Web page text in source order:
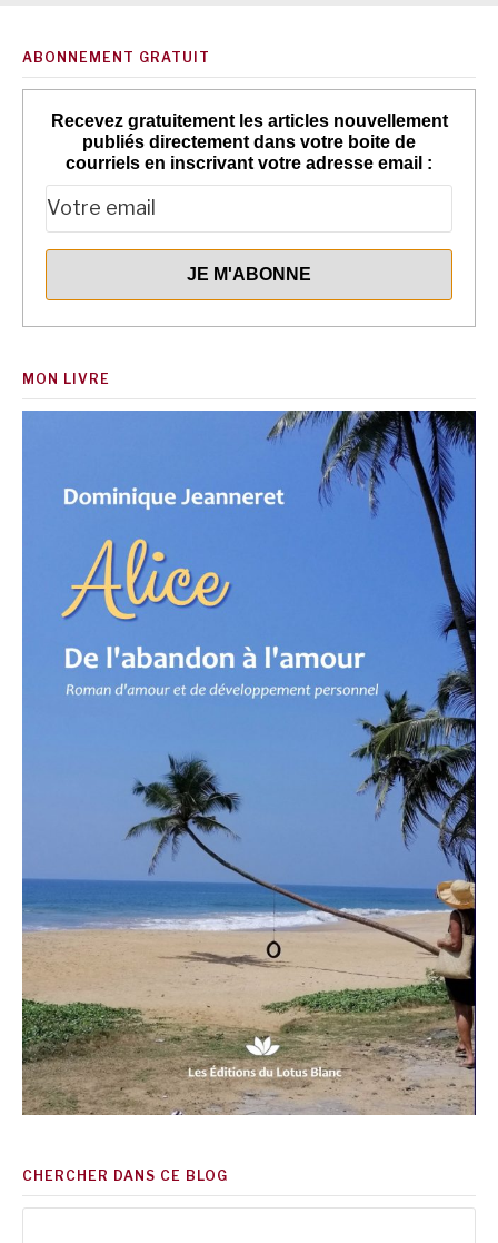
ABONNEMENT GRATUIT
Recevez gratuitement les articles nouvellement
publiés directement dans votre boite de
courriels en inscrivant votre adresse email :
MON LIVRE
CHERCHER DANS CE BLOG